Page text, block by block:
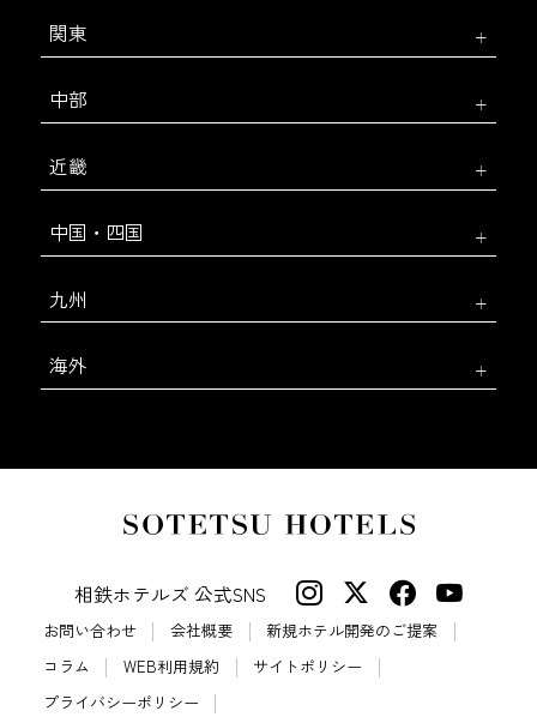
関東
中部
近畿
中国・四国
九州
海外
相鉄ホテルズ 公式SNS
お問い合わせ 会社概要
新規ホテル開発のご提案
コラム
WEB利用規約
サイトポリシー
プライバシーポリシー